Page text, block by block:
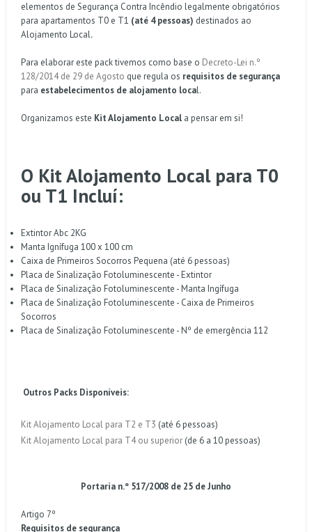
elementos de Segurança Contra Incêndio legalmente obrigatórios
para apartamentos T0 e T1 (até 4 pessoas) destinados ao
Alojamento Local.
Para elaborar este pack tivemos como base o Decreto-Lei n.º
128/2014 de 29 de Agosto que regula os requisitos de segurança
para estabelecimentos de alojamento local.
Organizamos este Kit Alojamento Local a pensar em si!
O Kit Alojamento Local para T0
ou T1 Incluí:
Extintor Abc 2KG
Manta Ignífuga 100 x 100 cm
Caixa de Primeiros Socorros Pequena (até 6 pessoas)
Placa de Sinalização Fotoluminescente - Extintor
Placa de Sinalização Fotoluminescente - Manta Ingífuga
Placa de Sinalização Fotoluminescente - Caixa de Primeiros
Socorros
Placa de Sinalização Fotoluminescente - Nº de emergência 112
Outros Packs Disponíveis:
Kit Alojamento Local para T2 e T3 (até 6 pessoas)
Kit Alojamento Local para T4 ou superior (de 6 a 10 pessoas)
Portaria n.º 517/2008 de 25 de Junho
Artigo 7º
Requisitos de segurança